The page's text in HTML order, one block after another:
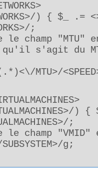
) { $_ .=
;
le champ "MTU"
s'agit du
MTU>/
)
;
champ "VMID"
g;